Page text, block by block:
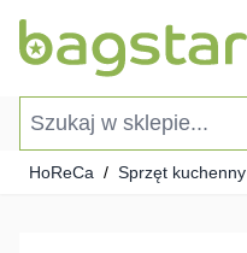
HoReCa / Sprzęt kuchenny